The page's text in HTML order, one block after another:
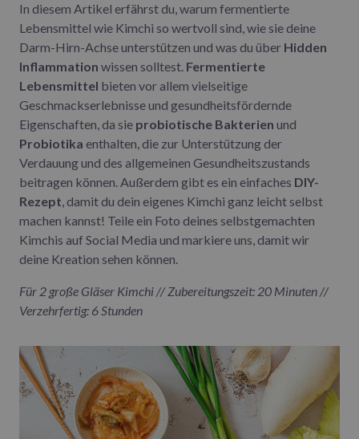
In diesem Artikel erfährst du, warum fermentierte
Lebensmittel wie Kimchi so wertvoll sind, wie sie deine
Darm-Hirn-Achse unterstützen und was du über Hidden
Inflammation wissen solltest. Fermentierte
Lebensmittel bieten vor allem vielseitige
Geschmackserlebnisse und gesundheitsfördernde
Eigenschaften, da sie probiotische Bakterien und
Probiotika enthalten, die zur Unterstützung der
Verdauung und des allgemeinen Gesundheitszustands
beitragen können. Außerdem gibt es ein einfaches DIY-
Rezept, damit du dein eigenes Kimchi ganz leicht selbst
machen kannst! Teile ein Foto deines selbstgemachten
Kimchis auf Social Media und markiere uns, damit wir
deine Kreation sehen können.
Für 2 große Gläser Kimchi // Zubereitungszeit: 20 Minuten //
Verzehrfertig: 6 Stunden